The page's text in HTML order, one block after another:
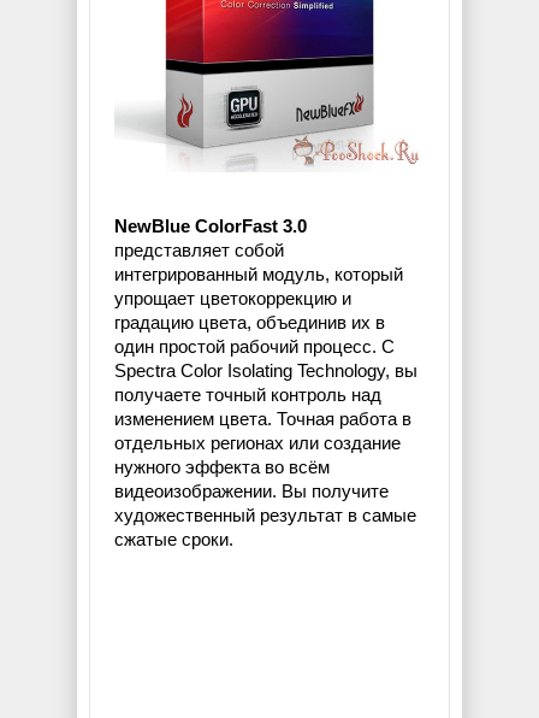
NewBlue ColorFast 3.0
представляет собой
интегрированный модуль, который
упрощает цветокоррекцию и
градацию цвета, объединив их в
один простой рабочий процесс. С
Spectra Color Isolating Technology, вы
получаете точный контроль над
изменением цвета. Точная работа в
отдельных регионах или создание
нужного эффекта во всём
видеоизображении. Вы получите
художественный результат в самые
сжатые сроки.